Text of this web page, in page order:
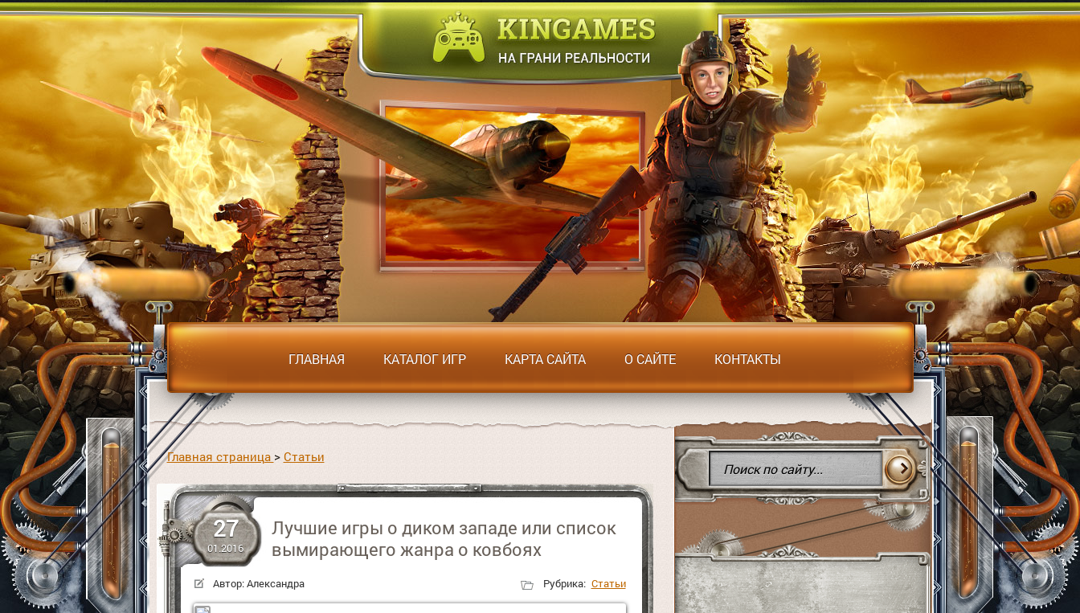
ГЛАВНАЯ КАТАЛОГ ИГР КАРТА САЙТА О САЙТЕ КОНТАКТЫ
Главная страница > Статьи
27
01.2016
Лучшие игры о диком западе или список
вымирающего жанра о ковбоях
Автор:Александра Рубрика: Статьи